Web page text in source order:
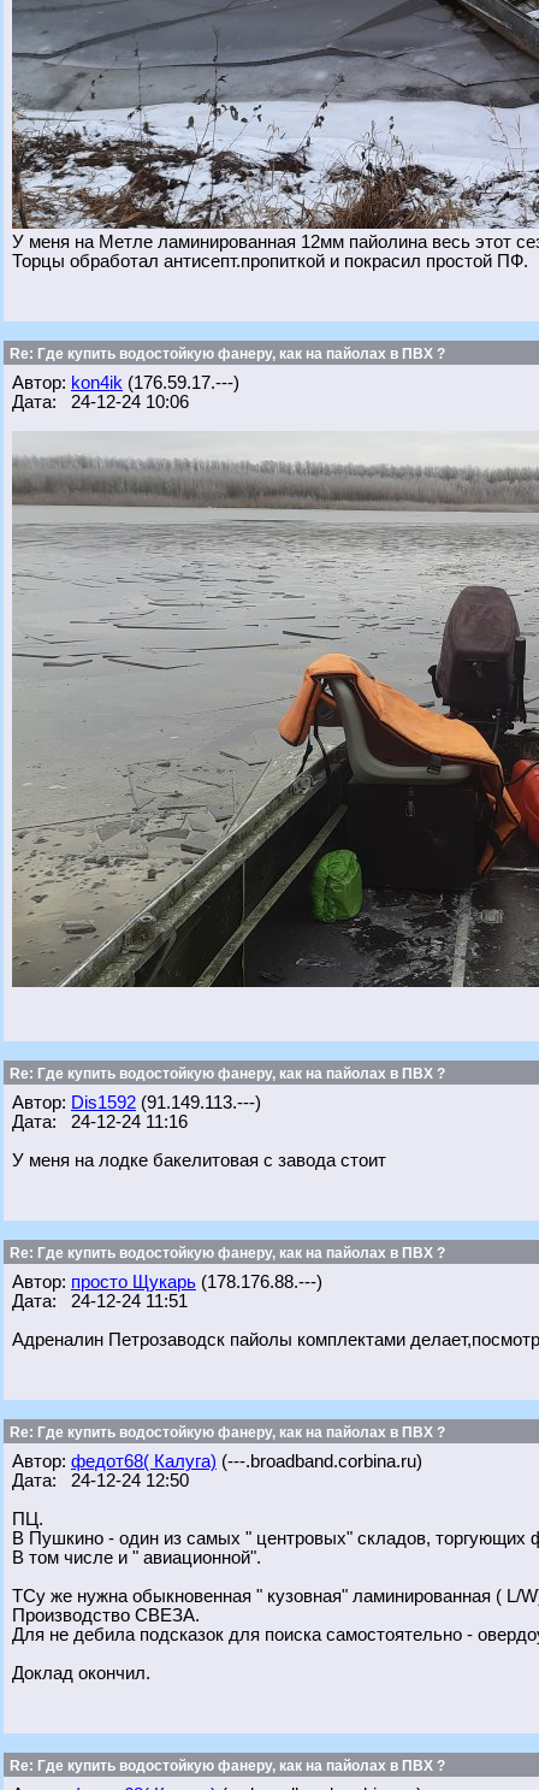
У меня на Метле ламинированная 12мм пайолина весь этот
Торцы обработал антисепт.пропиткой и покрасил простой ПФ.
Re: Где купить водостойкую фанеру, как на пайолах в ПВХ ?
Автор: kon4ik (176.59.17.---)
Дата: 24-12-24 10:06
Re: Где купить водостойкую фанеру, как на пайолах в ПВХ ?
Автор: Dis1592 (91.149.113.---)
Дата: 24-12-24 11:16
У меня на лодке бакелитовая с завода стоит
Re: Где купить водостойкую фанеру, как на пайолах в ПВХ ?
Автор: просто Щукарь (178.176.88.---)
Дата: 24-12-24 11:51
Адреналин Петрозаводск пайолы комплектами
Re: Где купить водостойкую фанеру, как на пайолах в ПВХ ?
Автор: федот68( Калуга) (---.broadband.corbina.ru)
Дата: 24-12-24 12:50
ПЦ.
В Пушкино - один из самых " центровых" складов, торгующих
В том числе и " авиационной".
ТСу же нужна обыкновенная " кузовная" ламинированная ( L/
Производство СВЕЗА.
Для не дебила подсказок для поиска самостоятельно -
Доклад окончил.
Re: Где купить водостойкую фанеру, как на пайолах в ПВХ ?